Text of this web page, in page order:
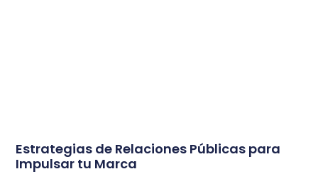
Estrategias de Relaciones Públicas para
Impulsar tu Marca